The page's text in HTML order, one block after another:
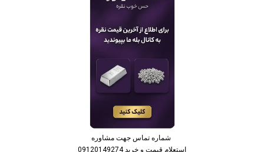
استعلام قیمت و خرید 09120149274